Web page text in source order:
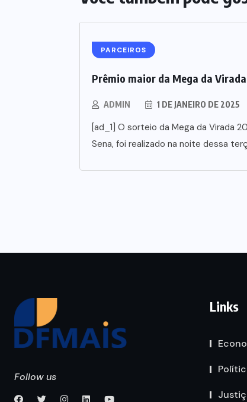
PARCEIROS
Prêmio maior da Mega da
ADMIN 1 DE JANEIRO DE 2025
[ad_1] O sorteio da Mega da Virada
Sena, foi realizado na noite dessa
Follow us
Links